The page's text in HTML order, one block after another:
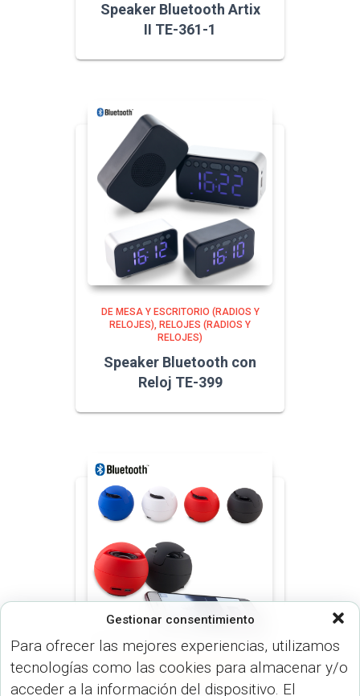
Gestionar consentimiento
Para ofrecer las mejores experiencias, utilizamos
tecnologías como las cookies para almacenar y/o
acceder a la información del dispositivo. El
Speaker Bluetooth Artix
II TE-361-1
DE MESA Y ESCRITORIO (RADIOS Y
RELOJES)
RELOJES (RADIOS Y
RELOJES)
Speaker Bluetooth con
Reloj TE-399
SPEAKERS PARLANTES (DISP.
TECNOLÓGICOS)